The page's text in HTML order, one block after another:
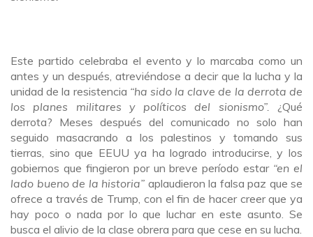
Este partido celebraba el evento y lo marcaba como un
antes y un después, atreviéndose a decir que la lucha y la
unidad de la resistencia “ha sido la clave de la derrota de
los planes militares y políticos del sionismo”. ¿Qué
derrota? Meses después del comunicado no solo han
seguido masacrando a los palestinos y tomando sus
tierras, sino que EEUU ya ha logrado introducirse, y los
gobiernos que fingieron por un breve período estar “en el
lado bueno de la historia” aplaudieron la falsa paz que se
ofrece a través de Trump, con el fin de hacer creer que ya
hay poco o nada por lo que luchar en este asunto. Se
busca el alivio de la clase obrera para que cese en su lucha.